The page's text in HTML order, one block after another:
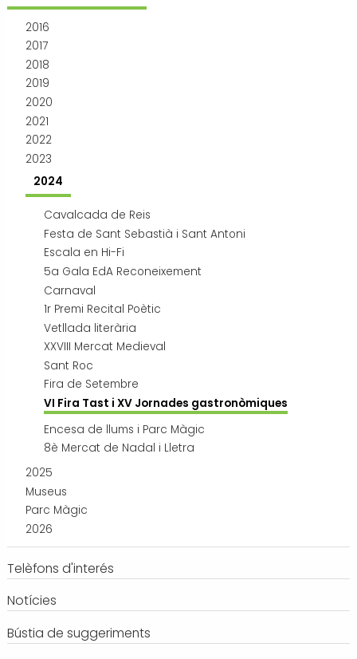
2016
2017
2018
2019
2020
2021
2022
2023
2024
Cavalcada de Reis
Festa de Sant Sebastià i Sant Antoni
Escala en Hi-Fi
5a Gala EdA Reconeixement
Carnaval
1r Premi Recital Poètic
Vetllada literària
XXVIII Mercat Medieval
Sant Roc
Fira de Setembre
VI Fira Tast i XV Jornades gastronòmiques
Encesa de llums i Parc Màgic
8è Mercat de Nadal i Lletra
2025
Museus
Parc Màgic
2026
Telèfons d'interés
Notícies
Bústia de suggeriments